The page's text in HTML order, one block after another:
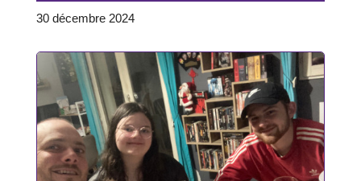
30 décembre 2024